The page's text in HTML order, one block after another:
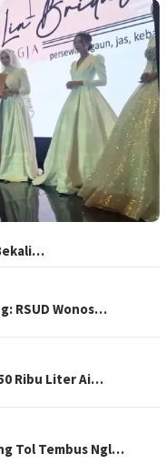
RSUD Wonos…
Ribu Liter Ai…
Tol Tembus Ngl…